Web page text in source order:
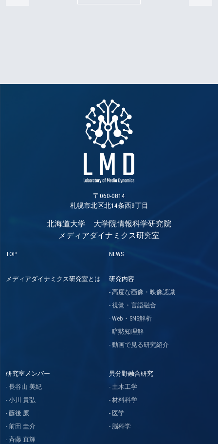
〒060-0814
札幌市北区北14条西9丁目
北海道大学 大学院情報科学研究院
メディアダイナミクス研究室
TOP NEWS
メディアダイナミクス研究室とは
研究内容
高度な画像・映像認識
視覚・言語融合
Web・SNS解析
暗黙知理解
動画で見る研究紹介
研究室メンバー
長谷山 美紀
小川 貴弘
藤後 廉
前田 圭介
斉藤 直輝
異分野融合研究
土木工学
材料科学
医学
脳科学